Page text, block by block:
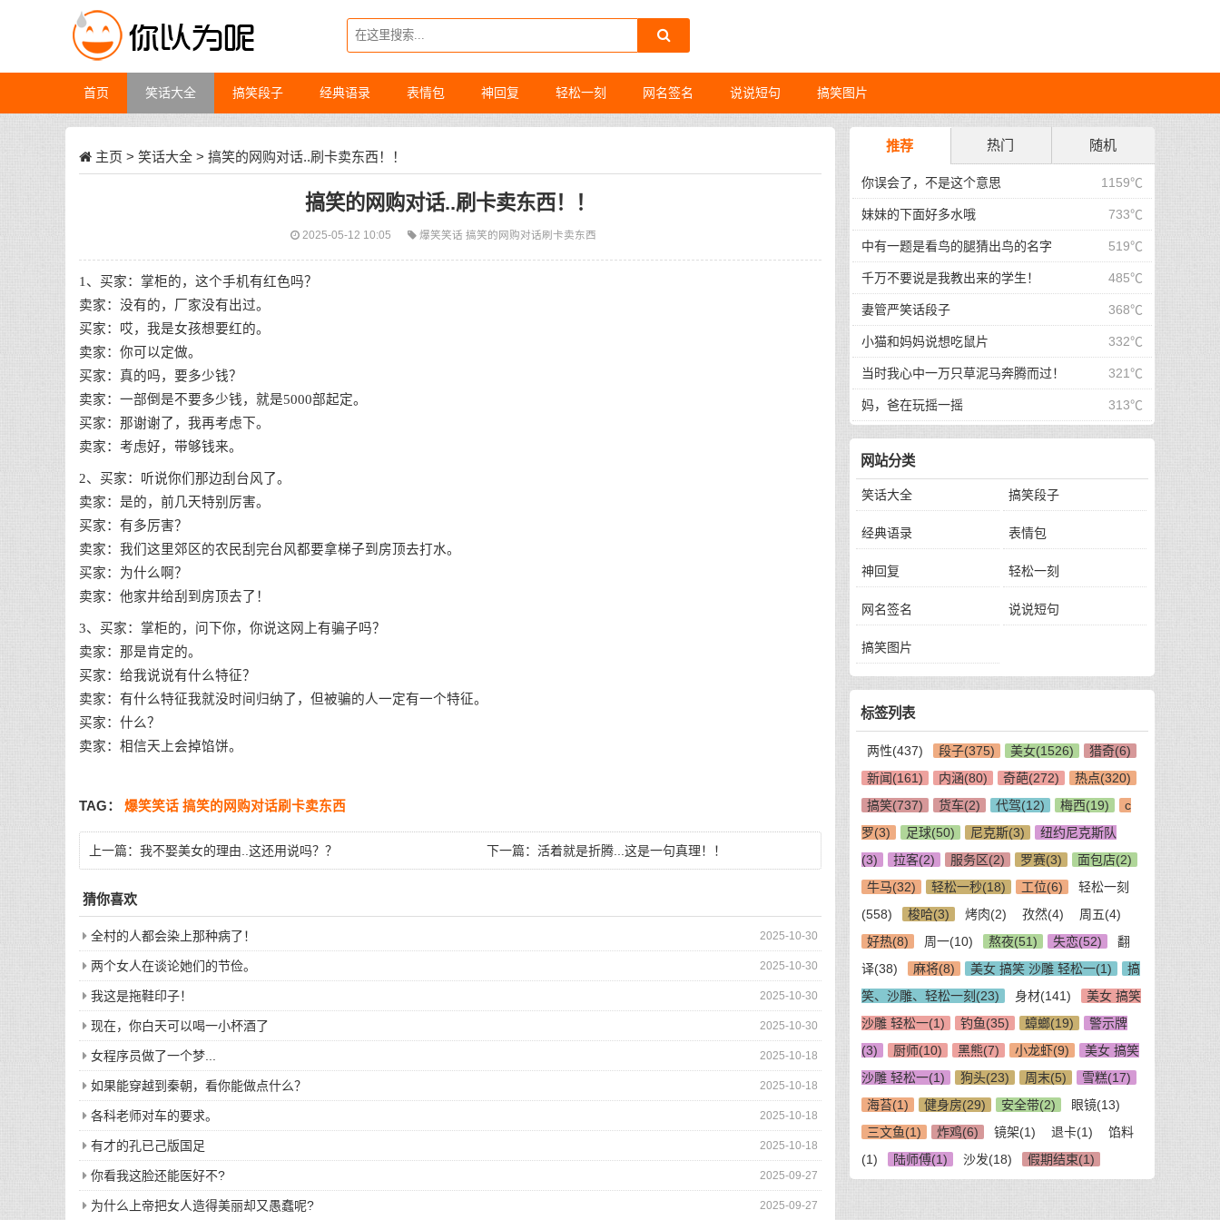
首页 笑话大全 搞笑段子 经典语录 表情包 神回复 轻松一刻 网名签名 说说短句 搞笑图片
主页 > 笑话大全 > 搞笑的网购对话..刷卡卖东西！！
搞笑的网购对话..刷卡卖东西！！
2025-05-12 10:05 爆笑笑话搞笑的网购对话刷卡卖东西
1、买家：掌柜的，这个手机有红色吗？
卖家：没有的，厂家没有出过。
买家：哎，我是女孩想要红的。
卖家：你可以定做。
买家：真的吗，要多少钱？
卖家：一部倒是不要多少钱，就是5000部起定。
买家：那谢谢了，我再考虑下。
卖家：考虑好，带够钱来。
2、买家：听说你们那边刮台风了。
卖家：是的，前几天特别厉害。
买家：有多厉害？
卖家：我们这里郊区的农民刮完台风都要拿梯子到房顶去打水。
买家：为什么啊？
卖家：他家井给刮到房顶去了！
3、买家：掌柜的，问下你，你说这网上有骗子吗？
卖家：那是肯定的。
买家：给我说说有什么特征？
卖家：有什么特征我就没时间归纳了，但被骗的人一定有一个特征。
买家：什么？
卖家：相信天上会掉馅饼。
TAG： 爆笑笑话 搞笑的网购对话刷卡卖东西
上一篇： 我不娶美女的理由..这还用说吗？？ 下一篇：活着就是折腾...这是一句真理！！
猜你喜欢
2025-10-30
全村的人都会染上那种病了！
2025-10-30
两个女人在谈论她们的节俭。
2025-10-30
我这是拖鞋印子！
2025-10-30
现在，你白天可以喝一小杯酒了
2025-10-18
女程序员做了一个梦...
2025-10-18
如果能穿越到秦朝，看你能做点什么？
2025-10-18
各科老师对车的要求。
2025-10-18
有才的孔已己版国足
2025-09-27
你看我这脸还能医好不?
2025-09-27
为什么上帝把女人造得美丽却又愚蠢呢?
推荐 热门 随机
1159℃
你误会了，不是这个意思
733℃
妹妹的下面好多水哦
519℃
中有一题是看鸟的腿猜出鸟的名字
485℃
千万不要说是我教出来的学生！
368℃
妻管严笑话段子
332℃
小猫和妈妈说想吃鼠片
321℃
当时我心中一万只草泥马奔腾而过！
313℃
妈，爸在玩摇一摇
网站分类
笑话大全 搞笑段子
经典语录 表情包
神回复 轻松一刻
网名签名 说说短句
搞笑图片
标签列表
两性(437) 段子(375) 美女(1526)
猎奇(6)
新闻(161)
内涵(80) 奇葩(272)
热点(320)
搞笑(737)
货车(2) 代驾(12) 梅西(19)
c
罗(3)
足球(50) 尼克斯(3)
纽约尼克斯队
(3)
拉客(2) 服务区(2) 罗赛(3)
面包店(2)
牛马(32)
轻松一秒(18) 工位(6)
轻松一刻
(558)
梭哈(3) 烤肉(2) 孜然(4)
周五(4)
好热(8)
周一(10) 熬夜(51) 失恋(52)
翻
译(38)
麻将(8) 美女 搞笑 沙雕 轻松一(1)
搞
笑、沙雕、轻松一刻(23)
身材(141)
美女 搞笑
沙雕 轻松一(1)
钓鱼(35) 蟑螂(19)
警示牌
(3)
厨师(10) 黑熊(7) 小龙虾(9)
美女 搞笑
沙雕 轻松一(1)
狗头(23) 周末(5)
雪糕(17)
海苔(1)
健身房(29) 安全带(2)
眼镜(13)
三文鱼(1)
炸鸡(6) 镜架(1) 退卡(1)
馅料
(1)
陆师傅(1) 沙发(18) 假期结束(1)